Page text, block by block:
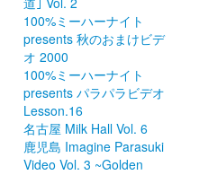
100%ミーハーナイト
presents 秋のおまけビデ
オ 2000
100%ミーハーナイト
presents パラパラビデオ
Lesson.16
名古屋 Milk Hall Vol. 6
鹿児島 Imagine Parasuki
Video Vol. 3 ~Golden